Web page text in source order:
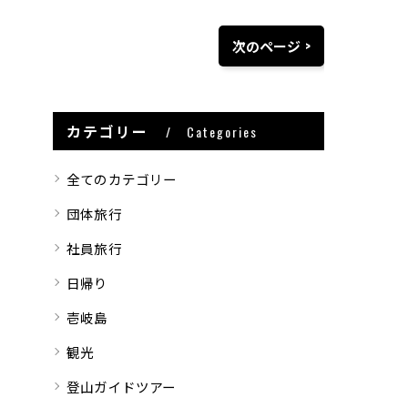
次のページ >
カテゴリー Categories
全てのカテゴリー
団体旅行
社員旅行
日帰り
壱岐島
観光
登山ガイドツアー